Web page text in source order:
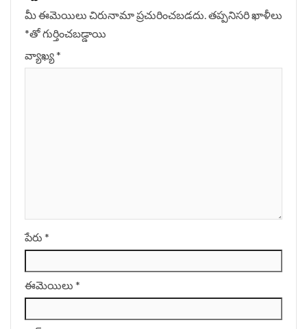
మీ ఈమెయిలు చిరునామా ప్రచురించబడదు.తప్పనిసరి ఖాళీలు
*‌తో గుర్తించబడ్డాయి
వ్యాఖ్య*
పేరు *
ఈమెయిలు *